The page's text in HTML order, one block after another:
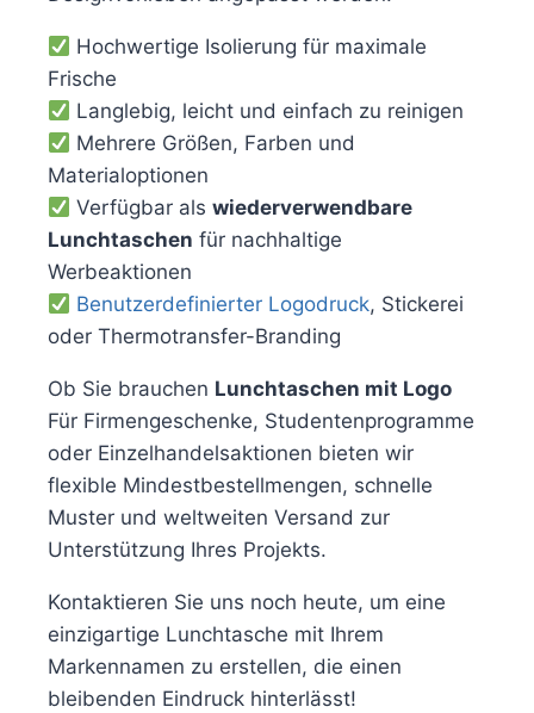
Hochwertige Isolierung für maximale
Frische
Langlebig, leicht und einfach zu reinigen
Mehrere Größen, Farben und
Materialoptionen
Verfügbar alswiederverwendbare
Lunchtaschen für nachhaltige
Werbeaktionen
Benutzerdefinierter Logodruck, Stickerei
oder Thermotransfer-Branding
Ob Sie brauchen Lunchtaschen mit Logo
Für Firmengeschenke, Studentenprogramme
oder Einzelhandelsaktionen bieten wir
flexible Mindestbestellmengen, schnelle
Muster und weltweiten Versand zur
Unterstützung Ihres Projekts.
Kontaktieren Sie uns noch heute, um eine
einzigartige Lunchtasche mit Ihrem
Markennamen zu erstellen, die einen
bleibenden Eindruck hinterlässt!